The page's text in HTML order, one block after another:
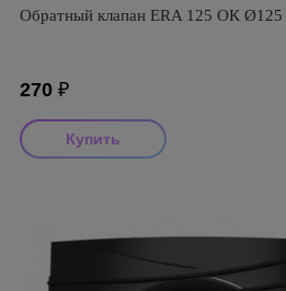
Обратный клапан ERA 125 ОК Ø125
270 ₽